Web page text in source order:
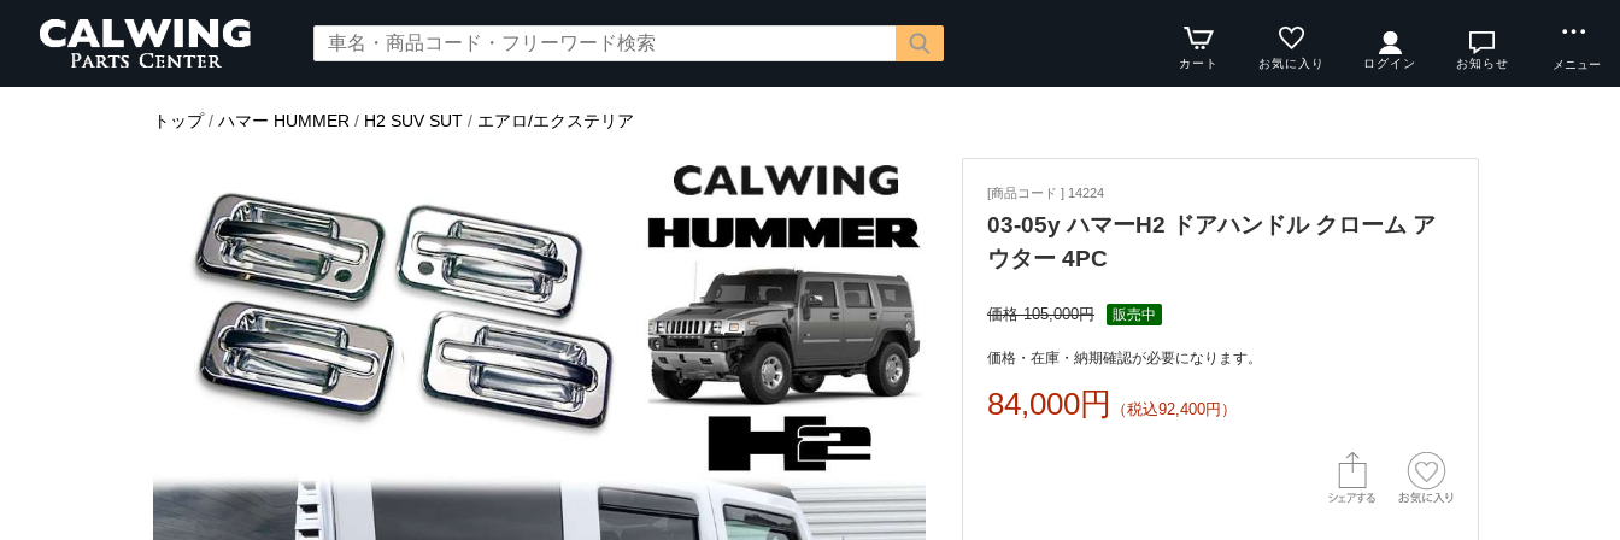
カート お気に入り ログイン お知らせ メニュー
トップ/ ハマー HUMMER / H2 SUV SUT / エアロ/エクステリア
[商品コード ] 14224
03-05y ハマーH2 ドアハンドル クローム ア
ウター 4PC
価格 105,000円 販売中
価格・在庫・納期確認が必要になります。
84,000円 （税込92,400円）